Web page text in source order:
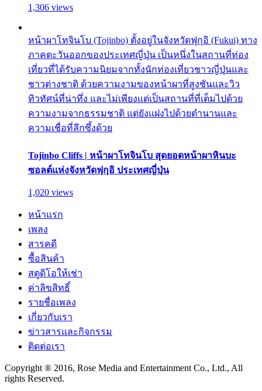
1,306 views
หน้าผาโทจินโบ (Tojinbo) ตั้งอยู่ในจังหวัดฟุกุอิ (Fukui) ทาง
ภาคตะวันออกของประเทศญี่ปุ่น เป็นหนึ่งในสถานที่ท่อง
เที่ยวที่ได้รับความนิยมจากทั้งนักท่องเที่ยวชาวญี่ปุ่นและ
ชาวต่างชาติ ด้วยความงามของหน้าผาที่สูงชันและวิว
ทิวทัศน์ที่น่าทึ่ง และไม่เพียงแต่เป็นสถานที่ที่เต็มไปด้วย
ความงามจากธรรมชาติ แต่ยังแฝงไปด้วยตำนานและ
ความเชื่อที่ลึกซึ้งด้วย
Tojinbo Cliffs | หน้าผาโทจินโบ สุดยอดหน้าผาหินบะ
ซอลต์แห่งจังหวัดฟุกุอิ ประเทศญี่ปุ่น
1,020 views
หน้าแรก
เพลง
สารคดี
ซื้อสินค้า
สตูดิโอให้เช่า
ค่าลิขสิทธิ์
รายชื่อเพลง
เกี่ยวกับเรา
ข่าวสารและกิจกรรม
ติดต่อเรา
Copyright ® 2016, Rose Media and Entertainment Co., Ltd., All
rights Reserved.